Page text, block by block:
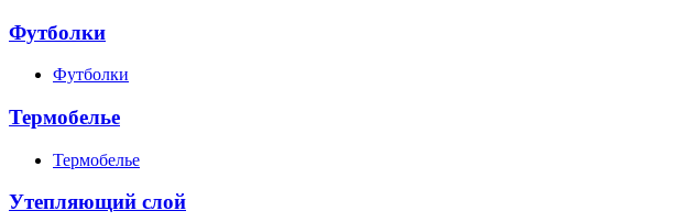
Футболки
Футболки
Термобелье
Термобелье
Утепляющий слой